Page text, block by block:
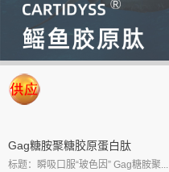
Gag糖胺聚糖胶原蛋白肽
标题：瞬吸口服“玻色因” Gag糖胺聚...